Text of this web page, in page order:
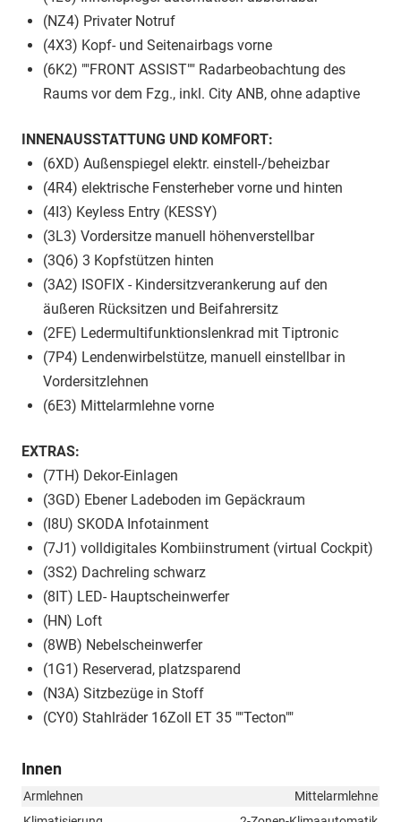
(NZ4) Privater Notruf
(4X3) Kopf- und Seitenairbags vorne
(6K2) ""FRONT ASSIST"" Radarbeobachtung des
Raums vor dem Fzg., inkl. City ANB, ohne adaptive
INNENAUSSTATTUNG UND KOMFORT:
(6XD) Außenspiegel elektr. einstell-/beheizbar
(4R4) elektrische Fensterheber vorne und hinten
(4I3) Keyless Entry (KESSY)
(3L3) Vordersitze manuell höhenverstellbar
(3Q6) 3 Kopfstützen hinten
(3A2) ISOFIX - Kindersitzverankerung auf den
äußeren Rücksitzen und Beifahrersitz
(2FE) Ledermultifunktionslenkrad mit Tiptronic
(7P4) Lendenwirbelstütze, manuell einstellbar in
Vordersitzlehnen
(6E3) Mittelarmlehne vorne
EXTRAS:
(7TH) Dekor-Einlagen
(3GD) Ebener Ladeboden im Gepäckraum
(I8U) SKODA Infotainment
(7J1) volldigitales Kombiinstrument (virtual Cockpit)
(3S2) Dachreling schwarz
(8IT) LED- Hauptscheinwerfer
(HN) Loft
(8WB) Nebelscheinwerfer
(1G1) Reserverad, platzsparend
(N3A) Sitzbezüge in Stoff
(CY0) Stahlräder 16Zoll ET 35 ""Tecton""
Innen
Armlehnen
Mittelarmlehne